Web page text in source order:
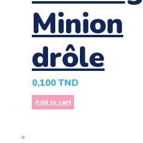
Minion
drôle
0,100 TND
Add to cart